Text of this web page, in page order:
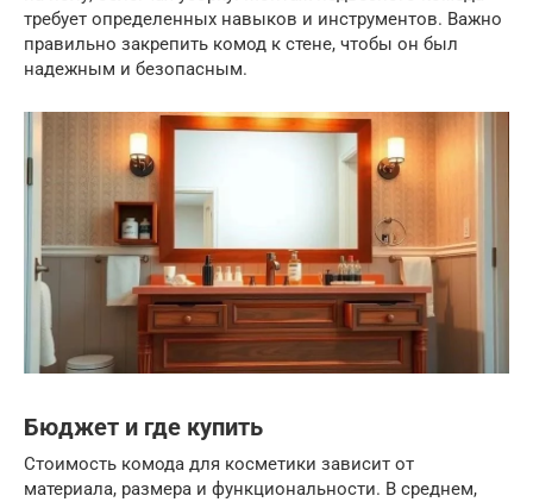
требует определенных навыков и инструментов. Важно
правильно закрепить комод к стене, чтобы он был
надежным и безопасным.
Бюджет и где купить
Стоимость комода для косметики зависит от
материала, размера и функциональности. В среднем,